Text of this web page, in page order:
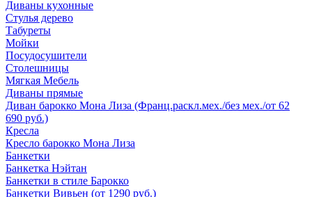
Диваны кухонные
Стулья дерево
Табуреты
Мойки
Посудосушители
Столешницы
Мягкая Мебель
Диваны прямые
Диван барокко Мона Лиза (Франц.раскл.мех./без мех./от 62
690 руб.)
Кресла
Кресло барокко Мона Лиза
Банкетки
Банкетка Нэйтан
Банкетки в стиле Барокко
Банкетки Вивьен (от 1290 руб.)